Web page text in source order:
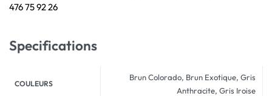
476 75 92 26
Specifications
COULEURS
Brun Colorado, Brun Exotique, Gris
Anthracite, Gris Iroise